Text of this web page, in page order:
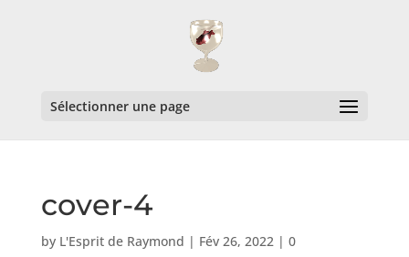
Sélectionner une page
cover-4
by L'Esprit de Raymond | Fév 26, 2022| 0